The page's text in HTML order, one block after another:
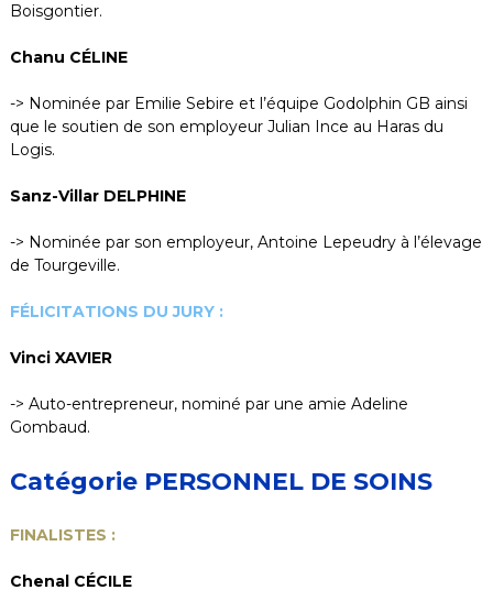
Boisgontier.
Chanu CÉLINE
-> Nominée par Emilie Sebire et l’équipe Godolphin GB ainsi
que le soutien de son employeur Julian Ince au Haras du
Logis.
Sanz-Villar DELPHINE
-> Nominée par son employeur, Antoine Lepeudry à l’élevage
de Tourgeville.
FÉLICITATIONS DU JURY :
Vinci XAVIER
-> Auto-entrepreneur, nominé par une amie Adeline
Gombaud.
Catégorie PERSONNEL DE SOINS
FINALISTES :
Chenal CÉCILE